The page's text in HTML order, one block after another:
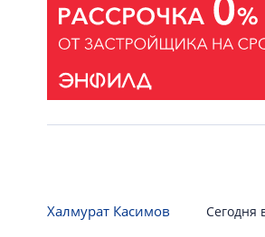
Халмурат Касимов Сегодня